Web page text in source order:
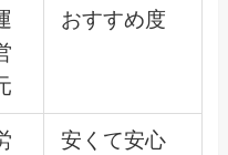
おすすめ度
安くて安心